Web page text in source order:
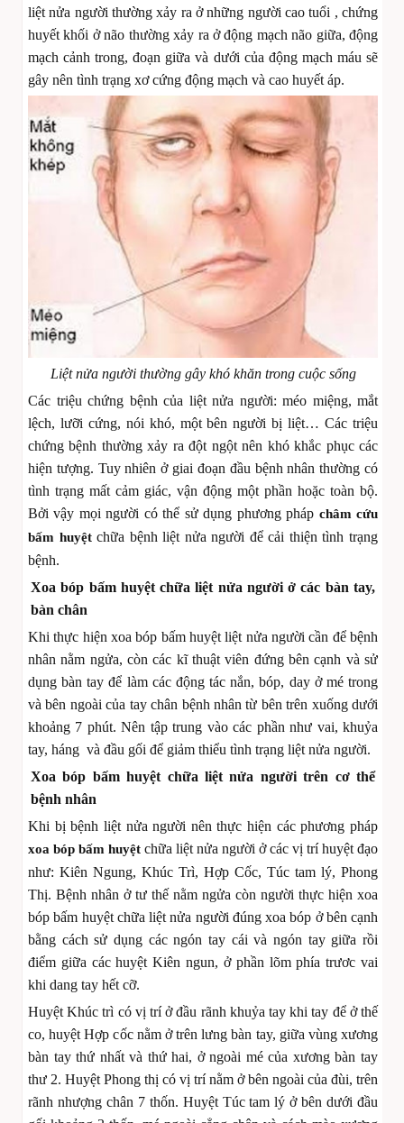
liệt nửa người thường xảy ra ở những người cao tuổi , chứng
huyết khối ở não thường xảy ra ở động mạch não giữa, động
mạch cảnh trong, đoạn giữa và dưới của động mạch máu sẽ
gây nên tình trạng xơ cứng động mạch và cao huyết áp.
Liệt nửa người thường gây khó khăn trong cuộc sống
Các triệu chứng bệnh của liệt nửa người: méo miệng, mắt
lệch, lưỡi cứng, nói khó, một bên người bị liệt… Các triệu
chứng bệnh thường xảy ra đột ngột nên khó khắc phục các
hiện tượng. Tuy nhiên ở giai đoạn đầu bệnh nhân thường có
tình trạng mất cảm giác, vận động một phần hoặc toàn bộ.
Bởi vậy mọi người có thể sử dụng phương pháp châm cứu
bấm huyệtchữa bệnh liệt nửa người để cải thiện tình trạng
bệnh.
Xoa bóp bấm huyệt chữa liệt nửa người ở các bàn tay,
bàn chân
Khi thực hiện xoa bóp bấm huyệt liệt nửa người cần để bệnh
nhân nằm ngửa, còn các kĩ thuật viên đứng bên cạnh và sử
dụng bàn tay để làm các động tác nắn, bóp, day ở mé trong
và bên ngoài của tay chân bệnh nhân từ bên trên xuống dưới
khoảng 7 phút. Nên tập trung vào các phần như vai, khuỷa
tay, háng và đầu gối để giảm thiểu tình trạng liệt nửa người.
Xoa bóp bấm huyệt chữa liệt nửa người trên cơ thể
bệnh nhân
Khi bị bệnh liệt nửa người nên thực hiện các phương pháp
xoa bóp bấm huyệt chữa liệt nửa người ở các vị trí huyệt đạo
như: Kiên Ngung, Khúc Trì, Hợp Cốc, Túc tam lý, Phong
Thị. Bệnh nhân ở tư thế nằm ngửa còn người thực hiện xoa
bóp bấm huyệt chữa liệt nửa người đúng xoa bóp ở bên cạnh
bằng cách sử dụng các ngón tay cái và ngón tay giữa rồi
điểm giữa các huyệt Kiên ngun, ở phần lõm phía trươc vai
khi dang tay hết cỡ.
Huyệt Khúc trì có vị trí ở đầu rãnh khuỷa tay khi tay để ở thế
co, huyệt Hợp cốc nằm ở trên lưng bàn tay, giữa vùng xương
bàn tay thứ nhất và thứ hai, ở ngoài mé của xương bàn tay
thư 2. Huyệt Phong thị có vị trí nằm ở bên ngoài của đùi, trên
rãnh nhượng chân 7 thốn. Huyệt Túc tam lý ở bên dưới đầu